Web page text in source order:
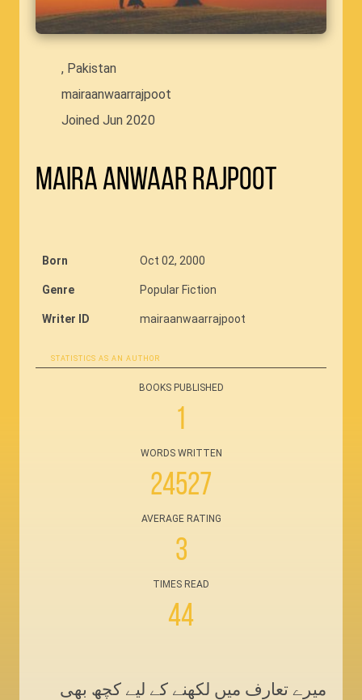
, Pakistan
mairaanwaarrajpoot
Joined Jun 2020
Maira Anwaar Rajpoot
Born Oct 02, 2000
Genre Popular Fiction
Writer ID mairaanwaarrajpoot
STATISTICS AS AN AUTHOR
BOOKS PUBLISHED
1
WORDS WRITTEN
24527
AVERAGE RATING
3
TIMES READ
44
میرے تعارف میں لکھنے کے لیے کچھ بھی